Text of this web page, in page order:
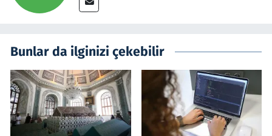
Bunlar da ilginizi çekebilir